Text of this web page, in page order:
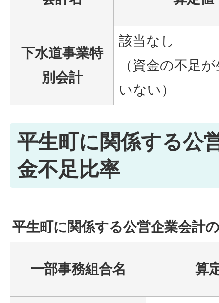
下水道事業特
別会計
該当なし
（資金の不足
いない）
平生町に関係する公
金不足比率
平生町に関係する公営企業会計
一部事務組合名 算